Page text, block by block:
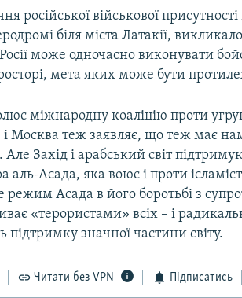
російської військової
біля міста Латакії,
може одночасно виконувати
мета яких може бути
міжнародну коаліцію проти
і Москва теж заявляє, що теж має
Захід і арабський світ
Асада, яка воює і проти
режим Асада в його боротьбі з
«терористами» всіх – і
значної частини світу.
Читати без VPN Підписатись